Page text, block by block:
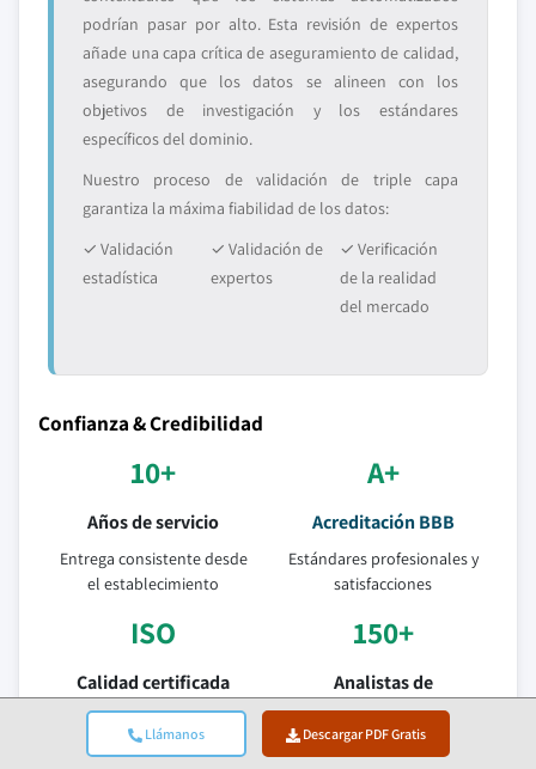
Llámanos Descargar PDF Gratis
podrían pasar por alto. Esta revisión de expertos
añade una capa crítica de aseguramiento de calidad,
asegurando que los datos se alineen con los
objetivos de investigación y los estándares
específicos del dominio.
Nuestro proceso de validación de triple capa
garantiza la máxima fiabilidad de los datos:
✓ Validación
estadística
✓ Validación de
expertos
✓ Verificación
de la realidad
del mercado
Confianza & Credibilidad
10+
Años de servicio
Entrega consistente desde
el establecimiento
A+
Acreditación BBB
Estándares profesionales y
satisfacciones
ISO
Calidad certificada
Empresa certificada ISO
9001-2015
150+
Analistas de
investigación
En más de 10 sectores